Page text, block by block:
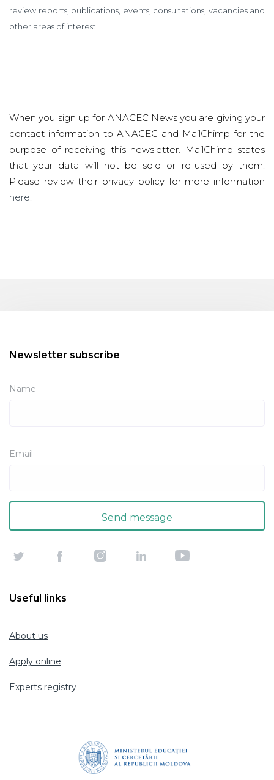
review reports, publications, events, consultations, vacancies and
other areas of interest.
When you sign up for ANACEC News you are giving your
contact information to ANACEC and MailChimp for the
purpose of receiving this newsletter. MailChimp states
that your data will not be sold or re-used by them.
Please review their privacy policy for more information
here.
Newsletter subscribe
Name
Email
Useful links
About us
Apply online
Experts registry